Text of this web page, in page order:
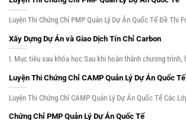
Luyện Thi Chứng Chỉ PMP Quản Lý Dự Án Quốc Tế Đề Thi
Xây Dựng Dự Án và Giao Dịch Tín Chỉ Carbon
I. Mục tiêu sau khóa học Sau khi hoàn thành chương trình,
Luyện Thi Chứng Chỉ CAMP Quản Lý Dự Án Quốc Tế
Luyện Thi Chứng Chỉ CAMP Quản Lý Dự Án Quốc Tế Các
Chứng Chỉ PMP Quản Lý Dự Án Quốc Tế